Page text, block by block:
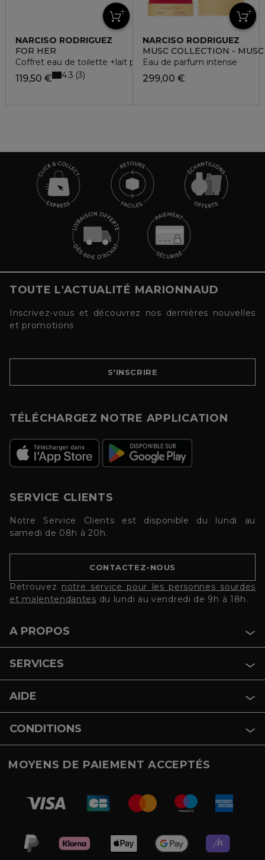
NARCISO RODRIGUEZ
FOR HER
Coffret eau de toilette +lait pour le corps + miniature
119,50 € 4.3 3
NARCISO RODRIGUEZ
MUSC COLLECTION -
Eau de parfum intense
299,00 €
TOUTE L'ACTUALITÉ MARIONNAUD
Inscrivez-vous et découvrez nos dernières nouvelles
et promotions
S'INSCRIRE
TÉLÉCHARGEZ NOTRE APPLICATION
SERVICE CLIENTS
Notre Service Clients est disponible du lundi au
samedi de 08h à 20h.
CONTACTEZ-NOUS
Retrouvez notre service pour les personnes sourdes
et malentendantes du lundi au vendredi de 9h à 18h.
A PROPOS
SERVICES
AIDE
CONDITIONS
MOYENS DE PAIEMENT ACCEPTÉS